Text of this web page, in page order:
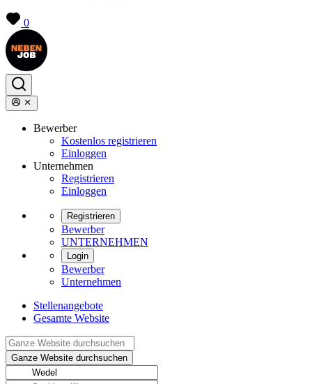
0
Bewerber
Kostenlos registrieren
Einloggen
Unternehmen
Registrieren
Einloggen
Registrieren
Bewerber
UNTERNEHMEN
Login
Bewerber
Unternehmen
Stellenangebote
Gesamte Website